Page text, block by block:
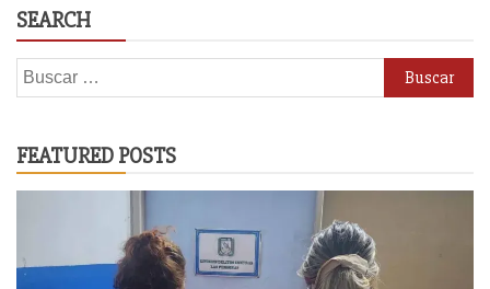
SEARCH
Buscar:
FEATURED POSTS